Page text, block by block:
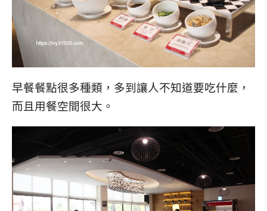
早餐餐點很多種類，多到讓人不知道要吃什麼，
而且用餐空間很大。